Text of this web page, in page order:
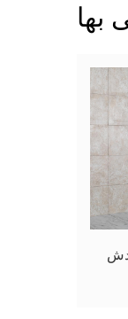
بها